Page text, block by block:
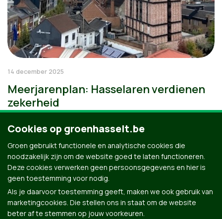
14 december 2025
Meerjarenplan: Hasselaren verdienen
zekerheid
Cookies op groenhasselt.be
Groen gebruikt functionele en analytische cookies die
noodzakelijk zijn om de website goed te laten functioneren.
Deze cookies verwerken geen persoonsgegevens en hier is
geen toestemming voor nodig.
Als je daarvoor toestemming geeft, maken we ook gebruik van
marketingcookies. Die stellen ons in staat om de website
beter af te stemmen op jouw voorkeuren.